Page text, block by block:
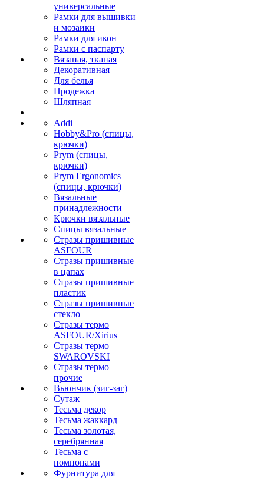
универсальные
Рамки для вышивки
и мозаики
Рамки для икон
Рамки с паспарту
Вязаная, тканая
Декоративная
Для белья
Продежка
Шляпная
Addi
Hobby&Pro (спицы,
крючки)
Prym (спицы,
крючки)
Prym Ergonomics
(спицы, крючки)
Вязальные
принадлежности
Крючки вязальные
Спицы вязальные
Стразы пришивные
ASFOUR
Стразы пришивные
в цапах
Стразы пришивные
пластик
Стразы пришивные
стекло
Стразы термо
ASFOUR/Xirius
Стразы термо
SWAROVSKI
Стразы термо
прочие
Вьюнчик (зиг-заг)
Сутаж
Тесьма декор
Тесьма жаккард
Тесьма золотая,
серебрянная
Тесьма с
помпонами
Фурнитура для